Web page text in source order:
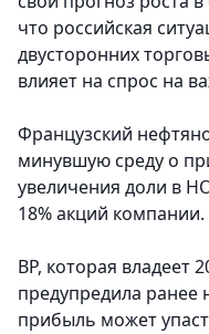
что российская
двусторонних
влияет на спрос на
Французский
минувшую среду о
увеличения доли в
18% акций компании.
BP, которая владеет
предупредила ранее
прибыль может